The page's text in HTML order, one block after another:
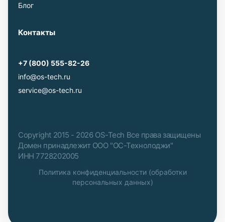
Блог
Контакты
+7 (800) 555-82-26
info@os-tech.ru
service@os-tech.ru
Copyright 2015 - 2026 OS-Tech Все права защищены
Домен принадлежит ООО "ОС-Технолоджи"
ИНН 7728202005
Политика конфиденциальности (обработки
персональных данных)